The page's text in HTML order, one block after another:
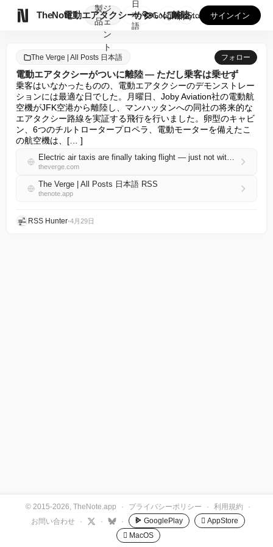
TheNote
製
品
ジ
ェ
ン
ト
電動エアタクシーがついに離陸 — ただし乗客は乗せず
日
本
語
GooglePlay
AppStore サインイン
The Verge | All Posts 日本語 フォロー
電動エアタクシーがついに離陸 — ただし乗客は乗せず
乗客はいなかったものの、電動エアタクシーのデモンストレー
ションには最適な日でした。月曜日、Joby Aviation社の電動航
空機がJFK空港から離陸し、マンハッタンへの同社の将来的な
エアタクシー路線を実証する飛行を行いました。卵型のキャビ
ン、6つのチルトロータープロペラ、電動モーターを備えたこ
の航空機は、[… ]
Electric air taxis are finally taking flight — just not with passengers
theverge.com
The Verge | All Posts 日本語 RSS
thenote.app
RSS Hunter•4月29日
© 2015-2026, TheNote.app · プライバシーポリシー · 利用規約
·
お問い合わせ
· · · GooglePlay
 AppStore
 MacOS